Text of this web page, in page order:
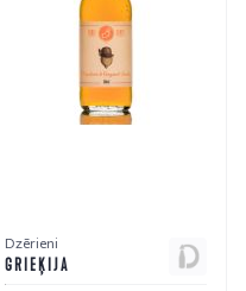
Dzērieni
GRIEĶIJA